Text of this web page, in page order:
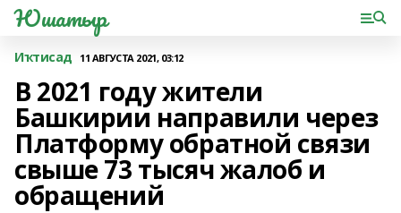
Юшатыр
Иҡтисад 11 АВГУСТА 2021, 03:12
В 2021 году жители
Башкирии направили через
Платформу обратной связи
свыше 73 тысяч жалоб и
обращений